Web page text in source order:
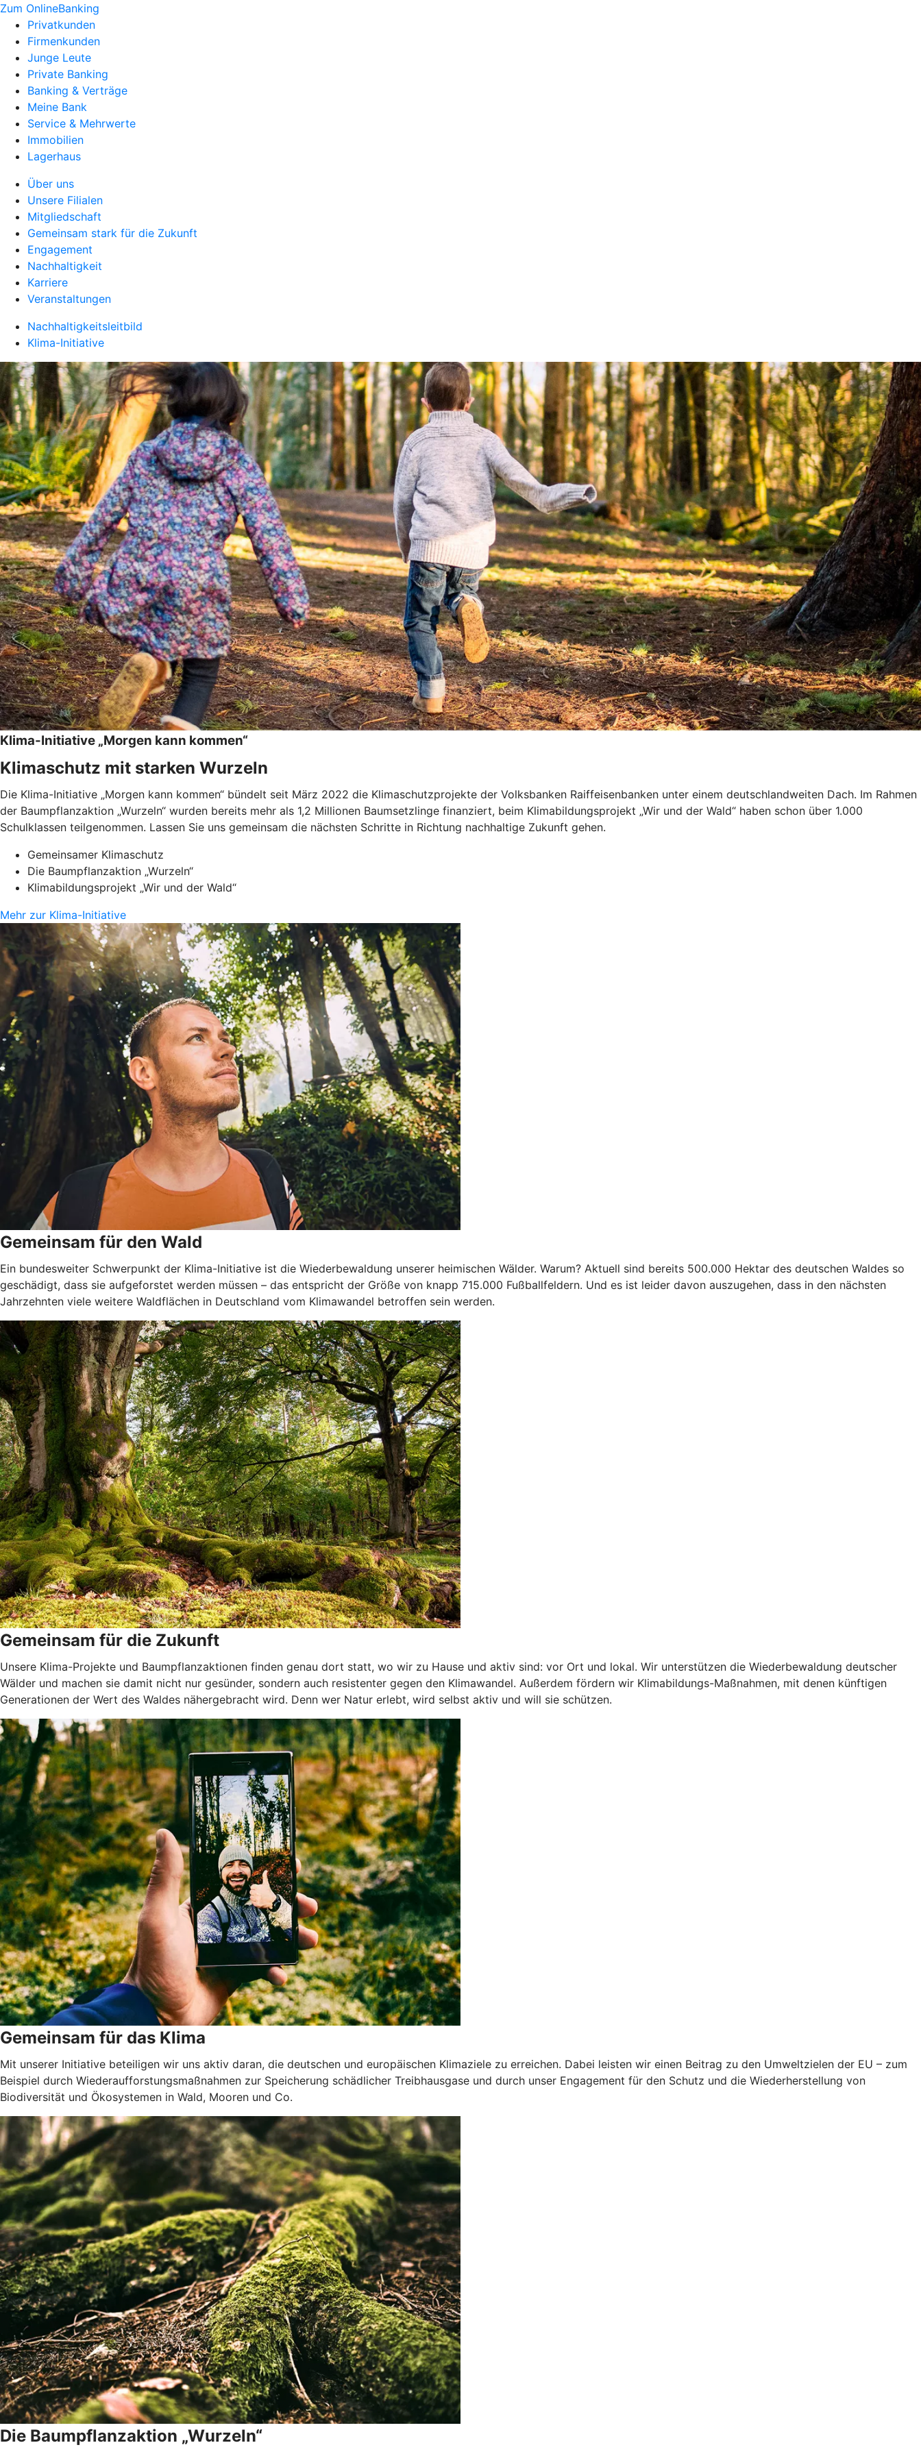
Zum OnlineBanking
Privatkunden
Firmenkunden
Junge Leute
Private Banking
Banking & Verträge
Meine Bank
Service & Mehrwerte
Immobilien
Lagerhaus
Über uns
Unsere Filialen
Mitgliedschaft
Gemeinsam stark für die Zukunft
Engagement
Nachhaltigkeit
Karriere
Veranstaltungen
Nachhaltigkeitsleitbild
Klima-Initiative
Klima-Initiative „Morgen kann kommen“
Klimaschutz mit starken Wurzeln
Die Klima-Initiative „Morgen kann kommen“ bündelt seit März 2022 die Klimaschutzprojekte der Volksbanken Raiffeisenbanken unter einem deutschlandweiten Dach. Im Rahmen
der Baumpflanzaktion „Wurzeln“ wurden bereits mehr als 1,2 Millionen Baumsetzlinge finanziert, beim Klimabildungsprojekt „Wir und der Wald“ haben schon über 1.000
Schulklassen teilgenommen. Lassen Sie uns gemeinsam die nächsten Schritte in Richtung nachhaltige Zukunft gehen.
Gemeinsamer Klimaschutz
Die Baumpflanzaktion „Wurzeln“
Klimabildungsprojekt „Wir und der Wald“
Mehr zur Klima-Initiative
Gemeinsam für den Wald
Ein bundesweiter Schwerpunkt der Klima-Initiative ist die Wiederbewaldung unserer heimischen Wälder. Warum? Aktuell sind bereits 500.000 Hektar des deutschen Waldes so
geschädigt, dass sie aufgeforstet werden müssen – das entspricht der Größe von knapp 715.000 Fußballfeldern. Und es ist leider davon auszugehen, dass in den nächsten
Jahrzehnten viele weitere Waldflächen in Deutschland vom Klimawandel betroffen sein werden.
Gemeinsam für die Zukunft
Unsere Klima-Projekte und Baumpflanzaktionen finden genau dort statt, wo wir zu Hause und aktiv sind: vor Ort und lokal. Wir unterstützen die Wiederbewaldung deutscher
Wälder und machen sie damit nicht nur gesünder, sondern auch resistenter gegen den Klimawandel. Außerdem fördern wir Klimabildungs-Maßnahmen, mit denen künftigen
Generationen der Wert des Waldes nähergebracht wird. Denn wer Natur erlebt, wird selbst aktiv und will sie schützen.
Gemeinsam für das Klima
Mit unserer Initiative beteiligen wir uns aktiv daran, die deutschen und europäischen Klimaziele zu erreichen. Dabei leisten wir einen Beitrag zu den Umweltzielen der EU – zum
Beispiel durch Wiederaufforstungsmaßnahmen zur Speicherung schädlicher Treibhausgase und durch unser Engagement für den Schutz und die Wiederherstellung von
Biodiversität und Ökosystemen in Wald, Mooren und Co.
Die Baumpflanzaktion „Wurzeln“